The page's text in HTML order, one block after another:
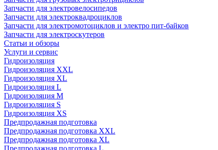
Запчасти для электровелосипедов
Запчасти для электроквадроциклов
Запчасти для электромотоциклов и электро пит-байков
Запчасти для электроскутеров
Статьи и обзоры
Услуги и сервис
Гидроизоляция
Гидроизоляция XXL
Гидроизоляция XL
Гидроизоляция L
Гидроизоляция M
Гидроизоляция S
Гидроизоляция XS
Предпродажная подготовка
Предпродажная подготовка XXL
Предпродажная подготовка XL
Предпродажная подготовка L